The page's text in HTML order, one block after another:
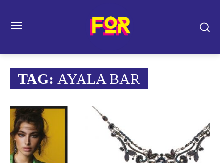
TAG: AYALA BAR